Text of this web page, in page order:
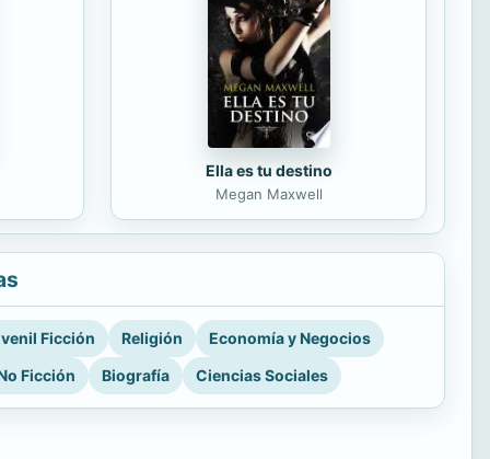
Ella es tu destino
Megan Maxwell
Ficción Religión
Economía y Negocios
Ficción
Biografía Ciencias Sociales